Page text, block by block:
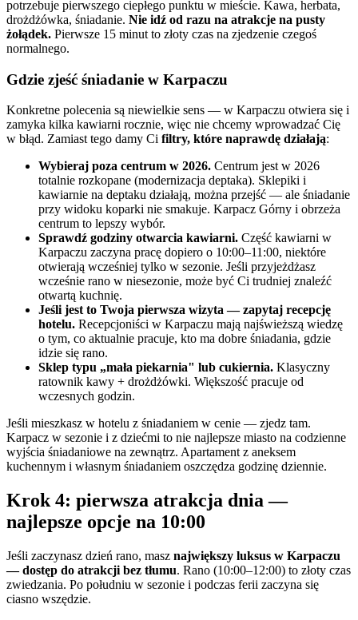
potrzebuje pierwszego ciepłego punktu w mieście. Kawa, herbata,
drożdżówka, śniadanie. Nie idź od razu na atrakcje na pusty
żołądek. Pierwsze 15 minut to złoty czas na zjedzenie czegoś
normalnego.
Gdzie zjeść śniadanie w Karpaczu
Konkretne polecenia są niewielkie sens — w Karpaczu otwiera się i
zamyka kilka kawiarni rocznie, więc nie chcemy wprowadzać Cię
w błąd. Zamiast tego damy Ci filtry, które naprawdę działają:
Wybieraj poza centrum w 2026. Centrum jest w 2026
totalnie rozkopane (modernizacja deptaka). Sklepiki i
kawiarnie na deptaku działają, można przejść — ale śniadanie
przy widoku koparki nie smakuje. Karpacz Górny i obrzeża
centrum to lepszy wybór.
Sprawdź godziny otwarcia kawiarni. Część kawiarni w
Karpaczu zaczyna pracę dopiero o 10:00–11:00, niektóre
otwierają wcześniej tylko w sezonie. Jeśli przyjeżdżasz
wcześnie rano w niesezonie, może być Ci trudniej znaleźć
otwartą kuchnię.
Jeśli jest to Twoja pierwsza wizyta — zapytaj recepcję
hotelu. Recepcjoniści w Karpaczu mają najświeższą wiedzę
o tym, co aktualnie pracuje, kto ma dobre śniadania, gdzie
idzie się rano.
Sklep typu „mała piekarnia" lub cukiernia. Klasyczny
ratownik kawy + drożdżówki. Większość pracuje od
wczesnych godzin.
Jeśli mieszkasz w hotelu z śniadaniem w cenie — zjedz tam.
Karpacz w sezonie i z dziećmi to nie najlepsze miasto na codzienne
wyjścia śniadaniowe na zewnątrz. Apartament z aneksem
kuchennym i własnym śniadaniem oszczędza godzinę dziennie.
Krok 4: pierwsza atrakcja dnia —
najlepsze opcje na 10:00
Jeśli zaczynasz dzień rano, masz największy luksus w Karpaczu
— dostęp do atrakcji bez tłumu. Rano (10:00–12:00) to złoty czas
zwiedzania. Po południu w sezonie i podczas ferii zaczyna się
ciasno wszędzie.